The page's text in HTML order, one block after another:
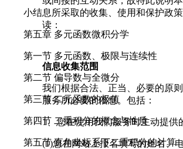
小结
第五章 多元函数微积分学
第一节 多元函数、极限与连续性
第二节 偏导数与全微分
第三节 二元函数的极值
第四节 二重积分的概念与性质
第五节 直角坐标系下二重积分的计算
息所采取的收集、使用和保护政
读：
信息收集范围
我们根据合法、正当、必要的原
服务所必要的信息。包括：
1、您在使用我们服务时主动提供
(1)您在网站上报名填写的姓名、